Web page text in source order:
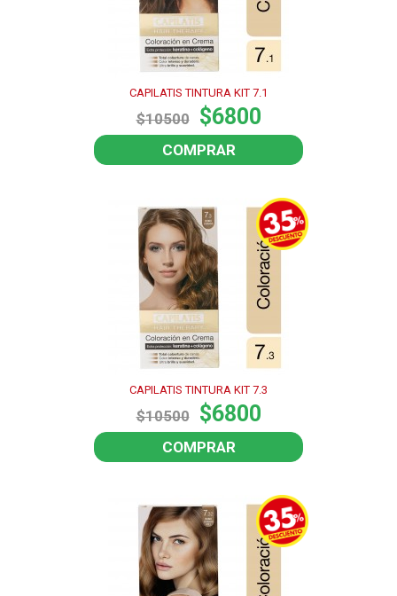
CAPILATIS TINTURA KIT 7.1
$10500 $6800
COMPRAR
CAPILATIS TINTURA KIT 7.3
$10500 $6800
COMPRAR